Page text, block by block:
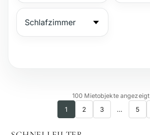
Bewachte Anlage
100 Mietobjekte angezeigt
1 2 3 … 5